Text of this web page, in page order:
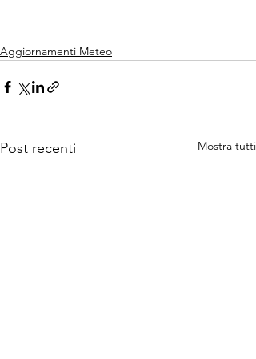
Aggiornamenti Meteo
Post recenti Mostra tutti